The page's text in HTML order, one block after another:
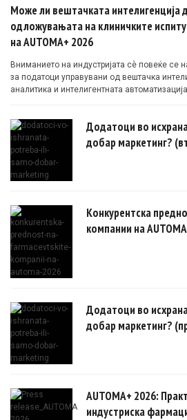
Може ли вештачката интелигенција
одложувањата на клиничките
на AUTOMA+ 2026
Вниманието на индустријата сè повеќе се
за податоци управувани од вештачка
аналитика и интелигентната
Додатоци во
добар маркетинг?
Конкурентска
компании на
Додатоци во
добар маркетинг?
AUTOMA+ 2026:
индустриска